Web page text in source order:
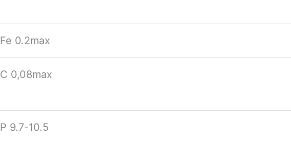
Fe 0.2max
C 0,08max
P 9.7-10.5